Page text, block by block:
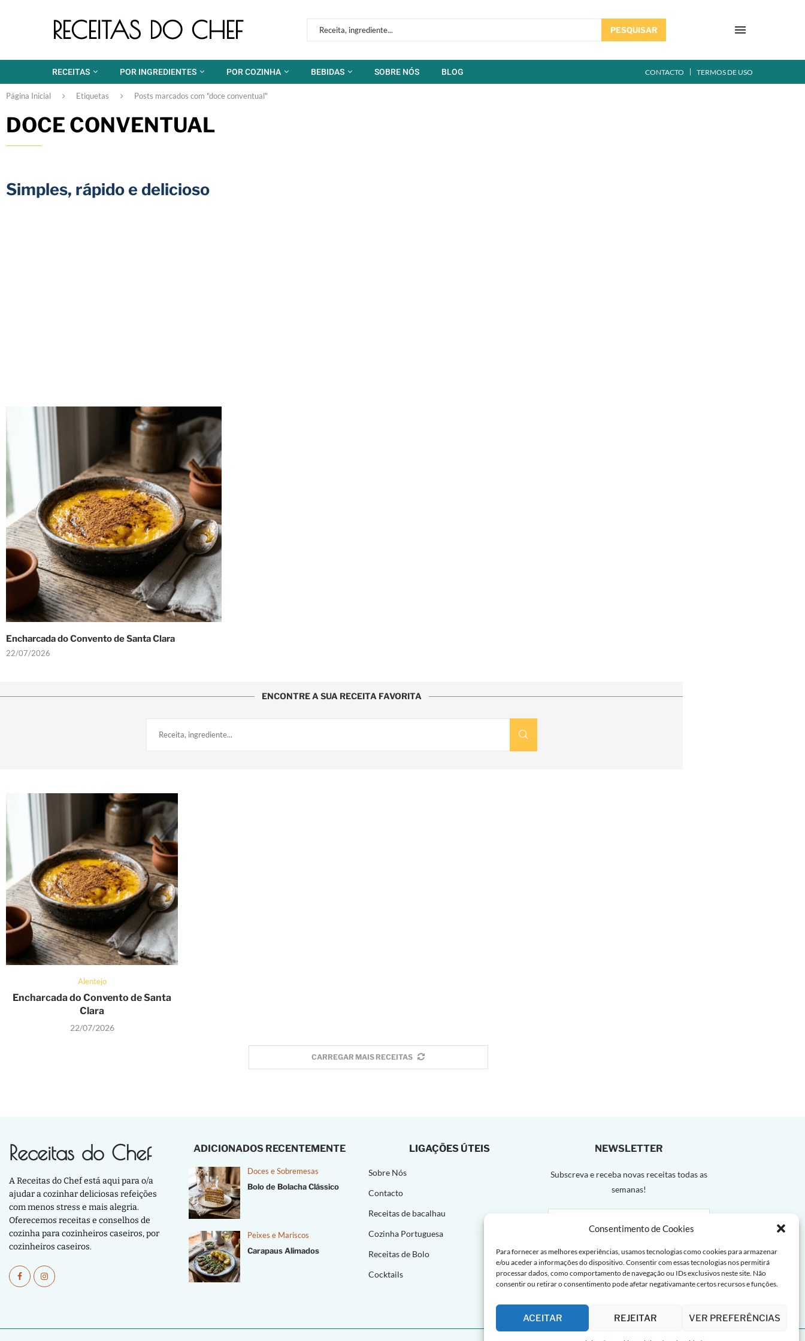
Consentimento de Cookies
Para fornecer as melhores experiências, usamos tecnologias como cookies para armazenar
e/ou aceder a informações do dispositivo. Consentir com essas tecnologias nos permitirá
processar dados, como comportamento de navegação ou IDs exclusivos neste site. Não
consentir ou retirar o consentimento pode afetar negativamante certos recursos e funções.
ACEITAR REJEITAR VER PREFERÊNCIAS
RECEITAS DO CHEF PESQUISAR
RECEITAS POR INGREDIENTES POR COZINHA BEBIDAS SOBRE NÓS BLOG CONTACTO TERMOS DE USO
Página Inicial Etiquetas Posts marcados com "doce conventual"
DOCE CONVENTUAL
Simples, rápido e delicioso
Encharcada do Convento de Santa Clara
22/07/2026
ENCONTRE A SUA RECEITA FAVORITA
Alentejo
Encharcada do Convento de Santa
Clara
22/07/2026
CARREGAR MAIS RECEITAS
Receitas do Chef
A Receitas do Chef está aqui para o/a
ajudar a cozinhar deliciosas refeições
com menos stress e mais alegria.
Oferecemos receitas e conselhos de
cozinha para cozinheiros caseiros, por
cozinheiros caseiros.
ADICIONADOS RECENTEMENTE
Doces e Sobremesas
Bolo de Bolacha Clássico
Peixes e Mariscos
Carapaus Alimados
LIGAÇÕES ÚTEIS
Sobre Nós
Contacto
Receitas de bacalhau
Cozinha Portuguesa
Receitas de Bolo
Cocktails
NEWSLETTER
Subscreva e receba novas receitas todas as
semanas!